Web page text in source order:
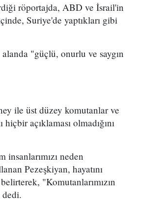
röportajda, ABD ve İsrail'in
Suriye'de yaptıkları gibi
"güçlü, onurlu ve saygın
ile üst düzey komutanlar ve
açıklaması olmadığını
neden
Pezeşkiyan, hayatını
"Komutanlarımızın
dedi.